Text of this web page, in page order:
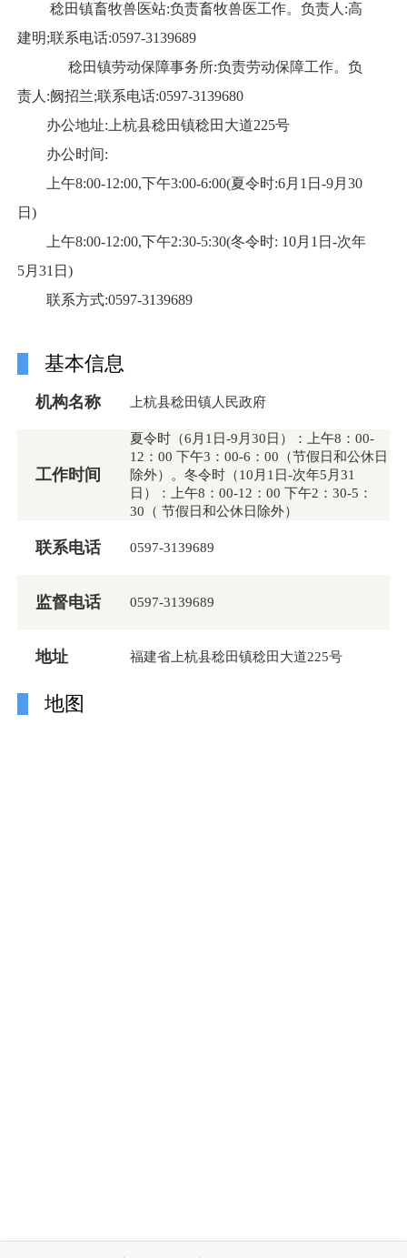
稔田镇畜牧兽医站:负责畜牧兽医工作。负责人:高
建明;联系电话:0597-3139689
稔田镇劳动保障事务所:负责劳动保障工作。负
责人:阙招兰;联系电话:0597-3139680
办公地址:上杭县稔田镇稔田大道225号
办公时间:
上午8:00-12:00,下午3:00-6:00(夏令时:6月1日-9月30
日)
上午8:00-12:00,下午2:30-5:30(冬令时: 10月1日-次年
5月31日)
联系方式:0597-3139689
基本信息
机构名称 上杭县稔田镇人民政府
工作时间
夏令时（6月1日-9月30日）：上午8：00-
12：00 下午3：00-6：00（节假日和公休日
除外）。冬令时（10月1日-次年5月31
日）：上午8：00-12：00 下午2：30-5：
30（ 节假日和公休日除外）
联系电话 0597-3139689
监督电话 0597-3139689
地址 福建省上杭县稔田镇稔田大道225号
地图